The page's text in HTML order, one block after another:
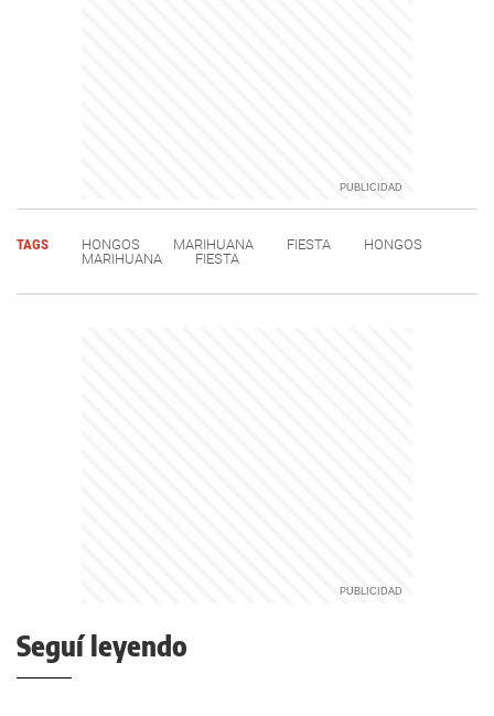
TAGS HONGOS MARIHUANA FIESTA
HONGOS
MARIHUANA
FIESTA
Seguí leyendo